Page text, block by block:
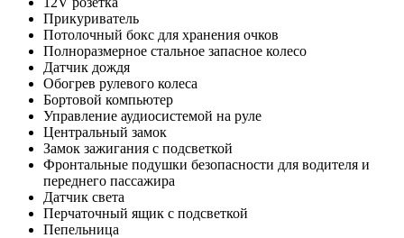
Прикуриватель
Потолочный бокс для хранения очков
Полноразмерное стальное запасное колесо
Датчик дождя
Обогрев рулевого колеса
Бортовой компьютер
Управление аудиосистемой на руле
Центральный замок
Замок зажигания с подсветкой
Фронтальные подушки безопасности для водителя и
переднего пассажира
Датчик света
Перчаточный ящик с подсветкой
Пепельница